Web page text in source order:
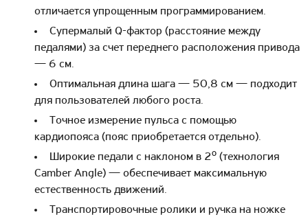
отличается упрощенным программированием.
Супермалый Q-фактор (расстояние между
педалями) за счет переднего расположения привода
— 6 см.
Оптимальная длина шага — 50,8 см — подходит
для пользователей любого роста.
Точное измерение пульса с помощью
кардиопояса (пояс приобретается отдельно).
Широкие педали с наклоном в 2⁰ (технология
Camber Angle) — обеспечивает максимальную
естественность движений.
Транспортировочные ролики и ручка на ножке